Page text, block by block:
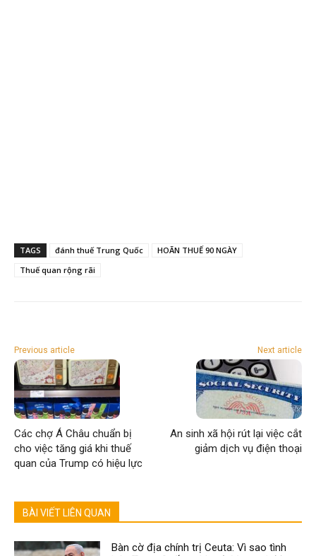
TAGS đánh thuế Trung Quốc
HOÃN THUẾ 90 NGÀY
Thuế quan rộng rãi
Previous article
Các chợ Á Châu chuẩn bị
cho việc tăng giá khi thuế
quan của Trump có hiệu lực
Next article
An sinh xã hội rút lại việc cắt
giảm dịch vụ điện thoại
BÀI VIẾT LIÊN QUAN
Bàn cờ địa chính trị Ceuta: Vì sao tình